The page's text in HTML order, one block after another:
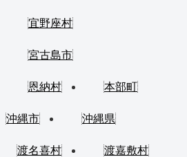
宜野座村
宮古島市
恩納村 本部町
沖縄市 沖縄県
渡名喜村 渡嘉敷村